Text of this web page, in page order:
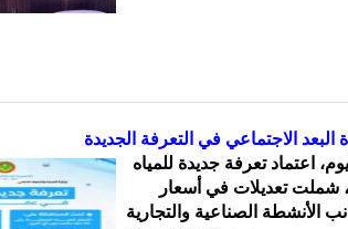
البعد الاجتماعي في التعرفة الجديدة
اعتماد تعرفة جديدة للمياه
شملت تعديلات في أسعار
الأنشطة الصناعية والتجارية